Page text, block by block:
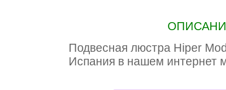
Подвесная люстра Hiper
Испания в нашем интернет